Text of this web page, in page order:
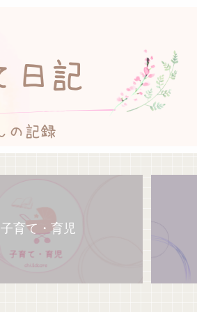
子育て・育児